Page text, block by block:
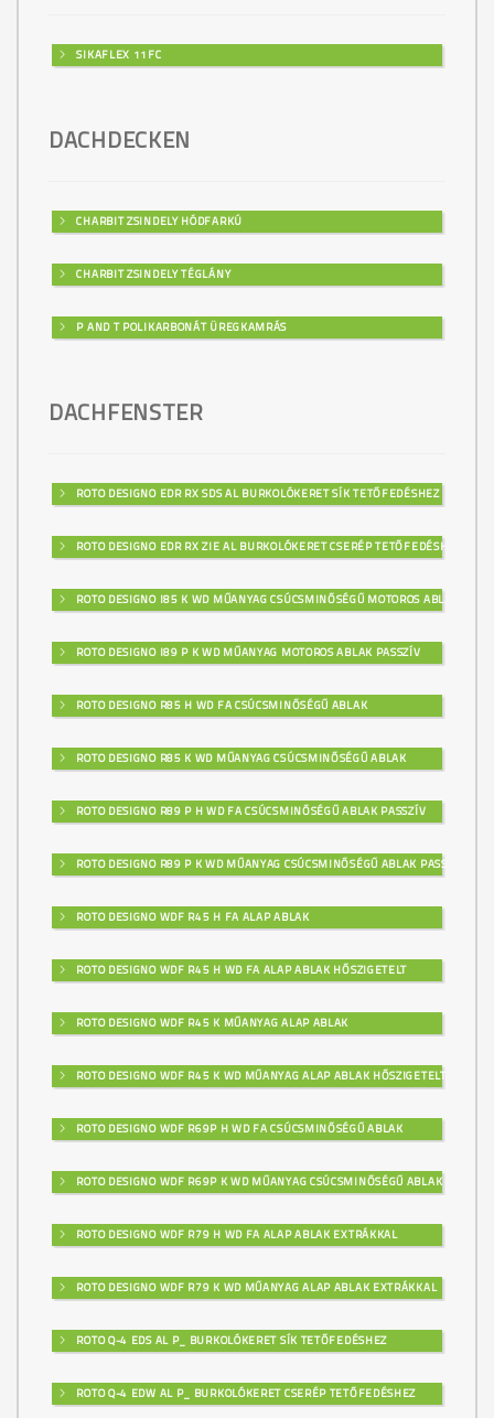
SIKAFLEX 11FC
DACHDECKEN
CHARBIT ZSINDELY HÓDFARKÚ
CHARBIT ZSINDELY TÉGLÁNY
P AND T POLIKARBONÁT ÜREGKAMRÁS
DACHFENSTER
ROTO DESIGNO EDR RX SDS AL BURKOLÓKERET SÍK TETŐFEDÉSHEZ
ROTO DESIGNO EDR RX ZIE AL BURKOLÓKERET CSERÉP TETŐFEDÉSHEZ
ROTO DESIGNO I85 K WD MŰANYAG CSÚCSMINŐSÉGŰ MOTOROS ABLAK
ROTO DESIGNO I89 P K WD MŰANYAG MOTOROS ABLAK PASSZÍV
ROTO DESIGNO R85 H WD FA CSÚCSMINŐSÉGŰ ABLAK
ROTO DESIGNO R85 K WD MŰANYAG CSÚCSMINŐSÉGŰ ABLAK
ROTO DESIGNO R89 P H WD FA CSÚCSMINŐSÉGŰ ABLAK PASSZÍV
ROTO DESIGNO R89 P K WD MŰANYAG CSÚCSMINŐSÉGŰ ABLAK PASSZÍV
ROTO DESIGNO WDF R45 H FA ALAP ABLAK
ROTO DESIGNO WDF R45 H WD FA ALAP ABLAK HŐSZIGETELT
ROTO DESIGNO WDF R45 K MŰANYAG ALAP ABLAK
ROTO DESIGNO WDF R45 K WD MŰANYAG ALAP ABLAK HŐSZIGETELT
ROTO DESIGNO WDF R69P H WD FA CSÚCSMINŐSÉGŰ ABLAK
ROTO DESIGNO WDF R69P K WD MŰANYAG CSÚCSMINŐSÉGŰ ABLAK
ROTO DESIGNO WDF R79 H WD FA ALAP ABLAK EXTRÁKKAL
ROTO DESIGNO WDF R79 K WD MŰANYAG ALAP ABLAK EXTRÁKKAL
ROTO Q-4 EDS AL P_ BURKOLÓKERET SÍK TETŐFEDÉSHEZ
ROTO Q-4 EDW AL P_ BURKOLÓKERET CSERÉP TETŐFEDÉSHEZ